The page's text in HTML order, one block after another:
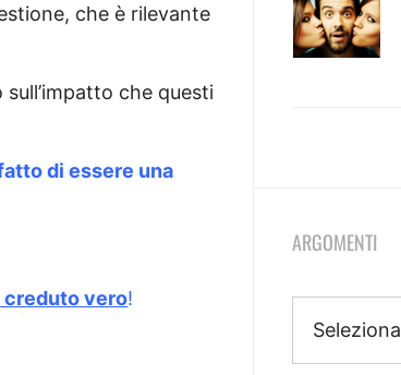
che è rilevante
che questi
di essere una
creduto vero!
ARGOMENTI
Seleziona